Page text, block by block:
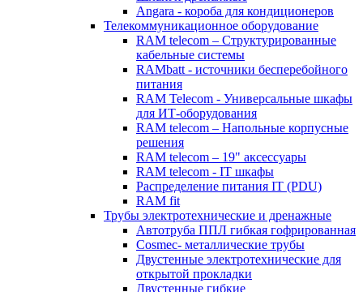
Angara - короба для кондиционеров
Телекоммуникационное оборудование
RAM telecom – Структурированные
кабельные системы
RAMbatt - источники бесперебойного
питания
RAM Telecom - Универсальные шкафы
для ИТ-оборудования
RAM telecom – Напольные корпусные
решения
RAM telecom – 19" аксессуары
RAM telecom - IT шкафы
Распределение питания IT (PDU)
RAM fit
Трубы электротехнические и дренажные
Автотруба ППЛ гибкая гофрированная
Cosmec- металлические трубы
Двустенные электротехнические для
открытой прокладки
Двустенные гибкие